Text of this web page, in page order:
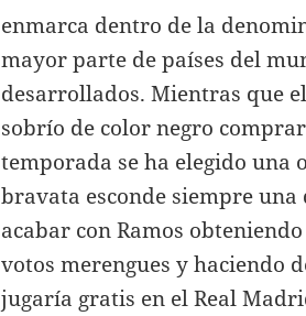
enmarca dentro de la
mayor parte de países del
desarrollados. Mientras que
sobrío de color negro
temporada se ha elegido una
bravata esconde siempre
acabar con Ramos
votos merengues y haciendo
jugaría gratis en el Real